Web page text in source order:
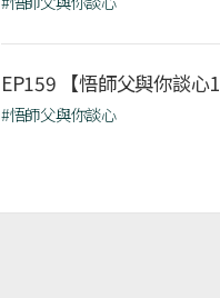
EP159 【悟師父與你談心
#悟師父與你談心